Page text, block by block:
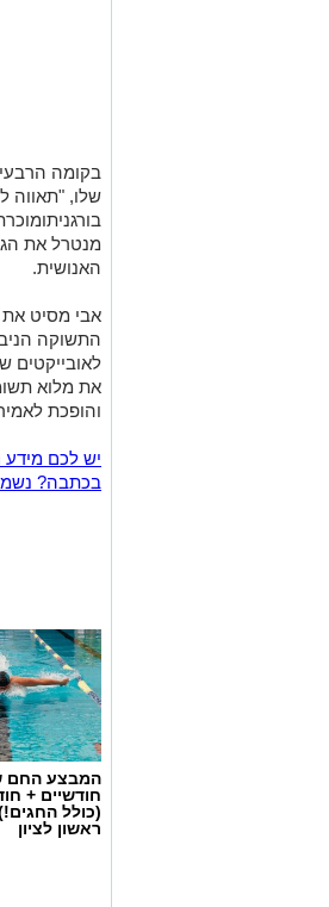
בקומה
שלו, "תאווה
מנטרל את
האנושית.
אבי מסיט
התשוקה
לאובייקטים
את מלוא
והופכת
יש לכם
בכתבה?
המבצע החם
חודשיים +
(כולל
ראשון לציון